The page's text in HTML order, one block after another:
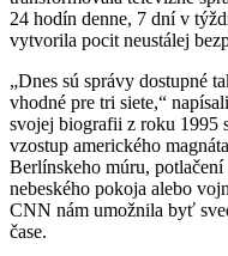
24 hodín denne, 7 dní v
vytvorila pocit neustálej
„Dnes sú správy dostupné
vhodné pre tri siete,“
svojej biografii z roku 1995
vzostup amerického
Berlínskeho múru,
nebeského pokoja alebo
CNN nám umožnila byť
čase.